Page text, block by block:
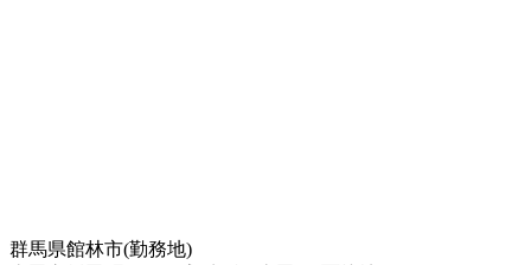
群馬県館林市(勤務地)